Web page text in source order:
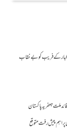
کے فریب کو بے نقاب
ملت جعفریہ پاکستان
اہم پیش رفت متوقع